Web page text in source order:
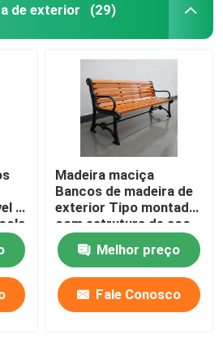
de exterior (29)
à
Madeira maciça
Bancos de madeira de
exterior Tipo montado
com estrutura de aço
preto
Melhor preço
Fale Conosco